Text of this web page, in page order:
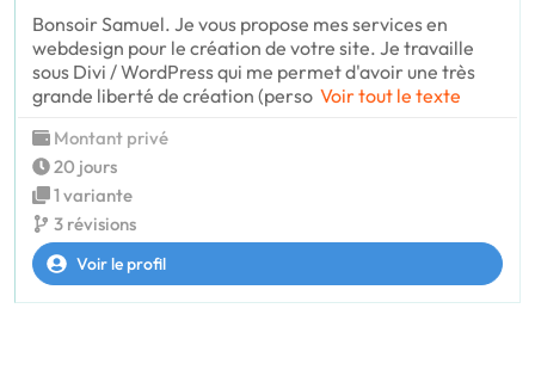
Bonsoir Samuel. Je vous propose mes services en
webdesign pour le création de votre site. Je travaille
sous Divi / WordPress qui me permet d'avoir une très
grande liberté de création (perso Voir tout le texte
Montant privé
20 jours
1 variante
3 révisions
Voir le profil